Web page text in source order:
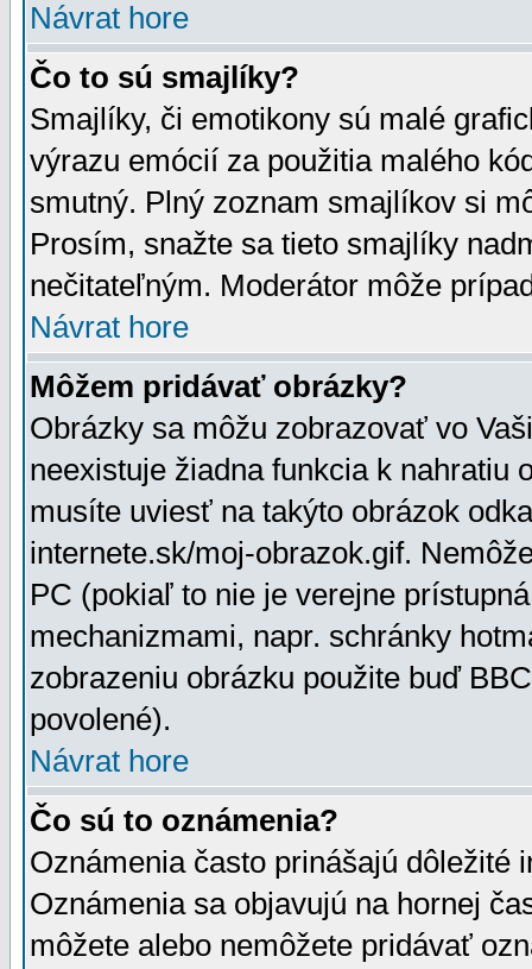
Návrat hore
Čo to sú smajlíky?
Smajlíky, či emotikony sú malé
výrazu emócií za použitia malého
smutný. Plný zoznam smajlíkov si
Prosím, snažte sa tieto smajlíky
nečitateľným. Moderátor môže
Návrat hore
Môžem pridávať obrázky?
Obrázky sa môžu zobrazovať vo
neexistuje žiadna funkcia k nahratiu
musíte uviesť na takýto obrázok
internete.sk/moj-obrazok.gif.
PC (pokiaľ to nie je verejne
mechanizmami, napr. schránky
zobrazeniu obrázku použite buď
povolené).
Návrat hore
Čo sú to oznámenia?
Oznámenia často prinášajú dôležité
Oznámenia sa objavujú na hornej
môžete alebo nemôžete pridávať